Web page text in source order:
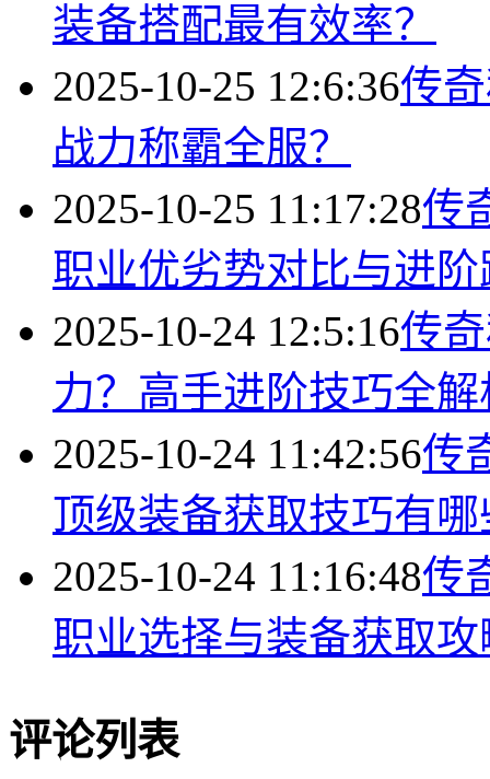
装备搭配最有效率？
2025-10-25 12:6:36传
战力称霸全服？
2025-10-25 11:17:28传
职业优劣势对比与进
2025-10-24 12:5:16传
力？高手进阶技巧全解
2025-10-24 11:42:56传
顶级装备获取技巧有哪
2025-10-24 11:16:48传
职业选择与装备获取攻
评论列表